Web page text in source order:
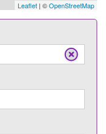
Leaflet | ©OpenStreetMap